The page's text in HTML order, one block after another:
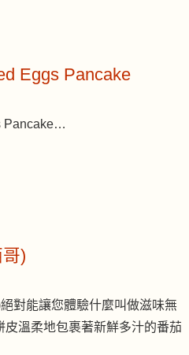
Eggs Pancake
Pancake…
)
對能讓您體驗什麼叫做滋味無
溫柔地包裹著新鮮多汁的番茄